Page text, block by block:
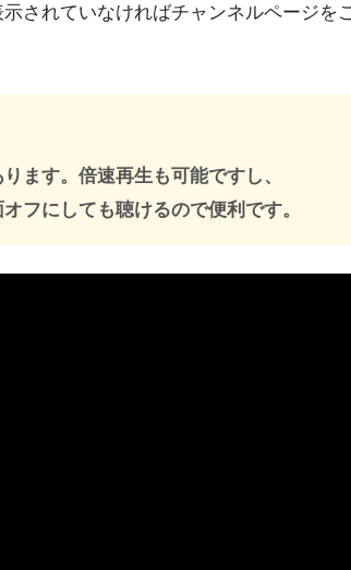
されていなければチャンネルページを
ます。倍速再生も可能ですし、
フにしても聴けるので便利です。